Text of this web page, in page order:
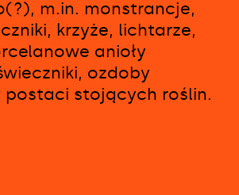
m.in. monstrancje,
krzyże, lichtarze,
anioły
ozdoby
postaci stojących roślin.